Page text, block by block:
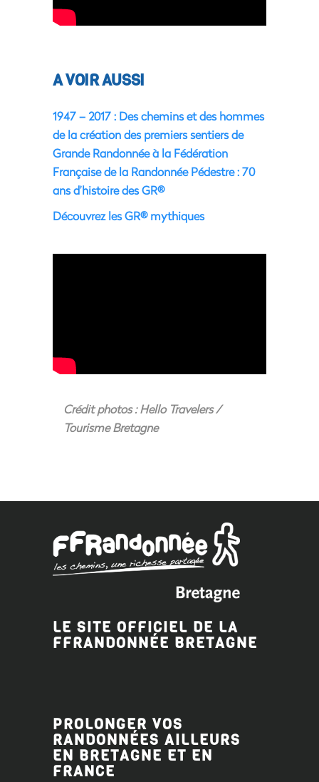
A VOIR AUSSI
1947 – 2017 : Des chemins et des hommes
de la création des premiers sentiers de
Grande Randonnée à la Fédération
Française de la Randonnée Pédestre : 70
ans d’histoire des GR®
Découvrez les GR® mythiques
Crédit photos : Hello Travelers /
Tourisme Bretagne
LE SITE OFFICIEL DE LA
FFRANDONNÉE BRETAGNE
PROLONGER VOS
RANDONNÉES AILLEURS
EN BRETAGNE ET EN
FRANCE